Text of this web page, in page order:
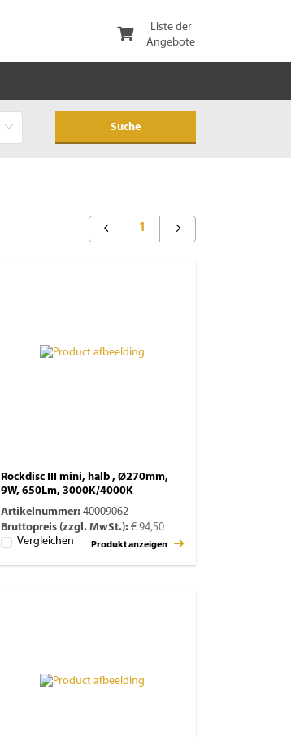
Liste der
Angebote
1
Rockdisc III mini, halb , Ø270mm,
9W, 650Lm, 3000K/4000K
Artikelnummer: 40009062
Bruttopreis (zzgl. MwSt.): € 94,50
Vergleichen
Produkt anzeigen